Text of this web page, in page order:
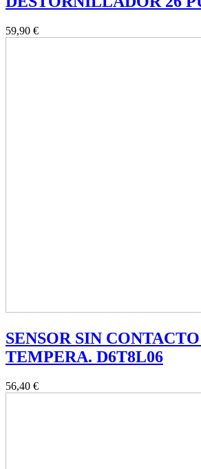
59,90 €
SENSOR SIN
TEMPERA. D6T8L06
56,40 €